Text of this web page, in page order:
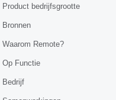
Product bedrijfsgrootte
Bronnen
Waarom Remote?
Op Functie
Bedrijf